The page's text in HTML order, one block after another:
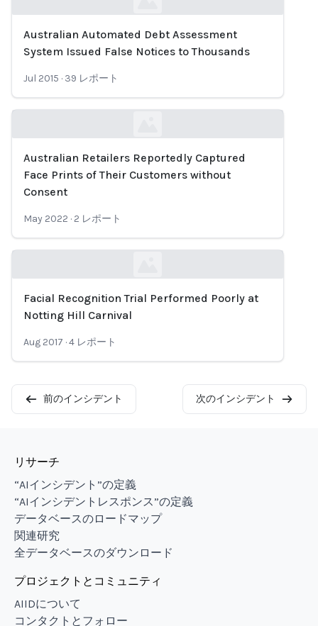
Loading...
Australian Automated Debt Assessment
System Issued False Notices to Thousands
Jul 2015 · 39 レポート
Loading...
Australian Retailers Reportedly Captured
Face Prints of Their Customers without
Consent
May 2022 · 2 レポート
Loading...
Facial Recognition Trial Performed Poorly at
Notting Hill Carnival
Aug 2017 ·4 レポート
前のインシデント 次のインシデント
リサーチ
“AIインシデント”の定義
“AIインシデントレスポンス”の定義
データベースのロードマップ
関連研究
全データベースのダウンロード
プロジェクトとコミュニティ
AIIDについて
コンタクトとフォロー